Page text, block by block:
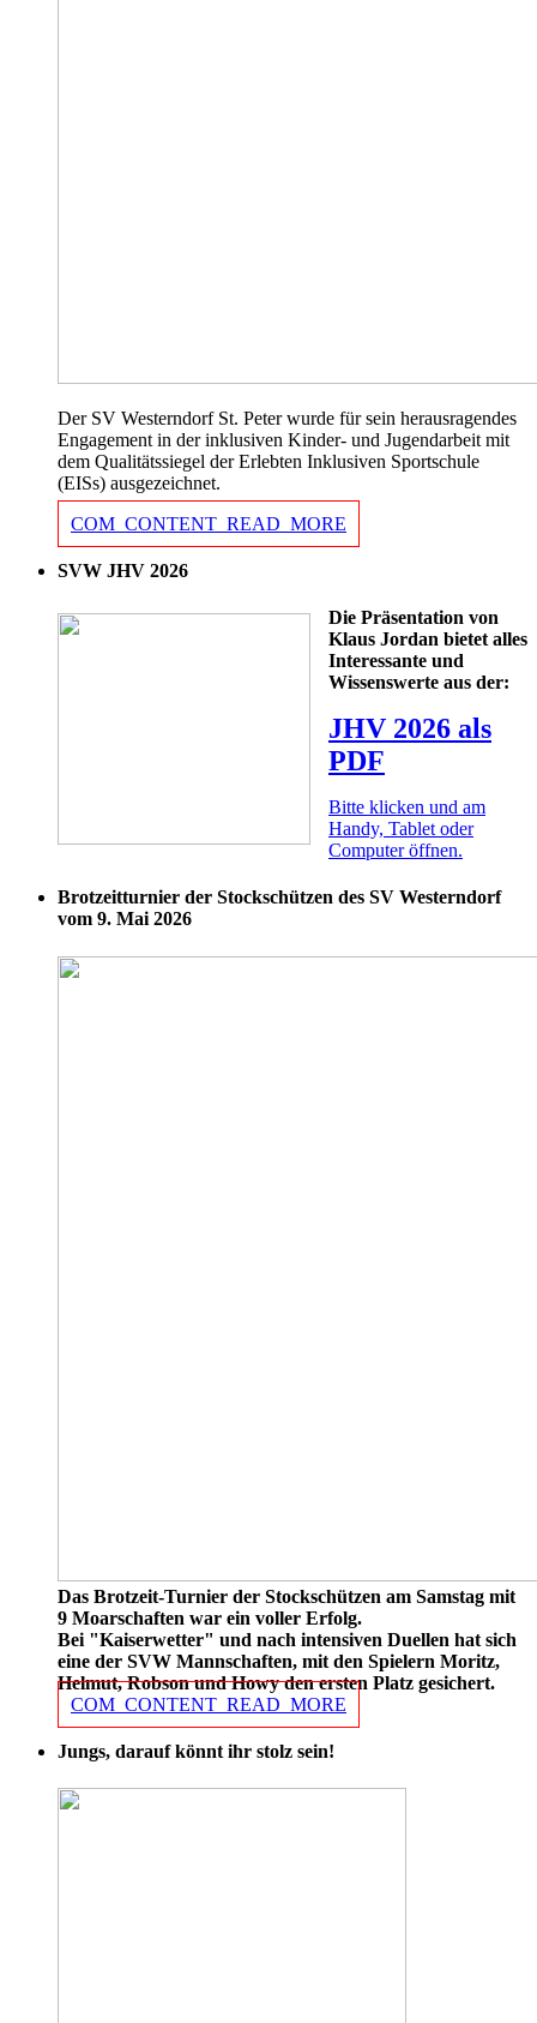
Der SV Westerndorf St. Peter wurde für sein herausragendes
Engagement in der inklusiven Kinder- und Jugendarbeit mit
dem Qualitätssiegel der Erlebten Inklusiven Sportschule
(EISs) ausgezeichnet.
COM_CONTENT_READ_MORE
SVW JHV 2026
Die Präsentation von
Klaus Jordan bietet alles
Interessante und
Wissenswerte aus der:
JHV 2026 als
PDF
Bitte klicken und am
Handy, Tablet oder
Computer öffnen.
Brotzeitturnier der Stockschützen des SV Westerndorf
vom 9. Mai 2026
Das Brotzeit-Turnier der Stockschützen am Samstag mit
9 Moarschaften war ein voller Erfolg.
Bei "Kaiserwetter" und nach intensiven Duellen hat sich
eine der SVW Mannschaften, mit den Spielern Moritz,
Helmut, Robson und Howy den ersten Platz gesichert.
COM_CONTENT_READ_MORE
Jungs, darauf könnt ihr stolz sein!